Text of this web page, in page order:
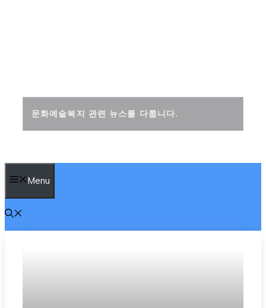
문화예술복지 관련 뉴스를 다룹니다.
Menu